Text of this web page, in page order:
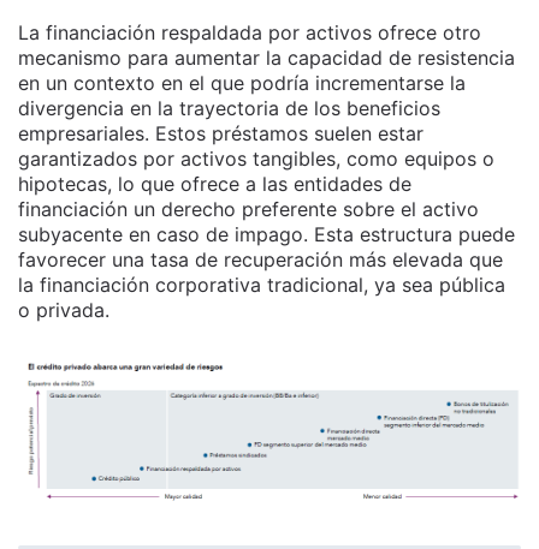
La financiación respaldada por activos ofrece otro
mecanismo para aumentar la capacidad de resistencia
en un contexto en el que podría incrementarse la
divergencia en la trayectoria de los beneficios
empresariales. Estos préstamos suelen estar
garantizados por activos tangibles, como equipos o
hipotecas, lo que ofrece a las entidades de
financiación un derecho preferente sobre el activo
subyacente en caso de impago. Esta estructura puede
favorecer una tasa de recuperación más elevada que
la financiación corporativa tradicional, ya sea pública
o privada.